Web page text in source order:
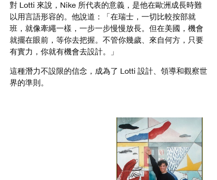
對 Lotti 來說，Nike 所代表的意義，是他在歐洲成長時難
以用言語形容的。他說道：「在瑞士，一切比較按部就
班，就像牽繩一樣，一步一步慢慢放長。但在美國，機會
就擺在眼前，等你去把握。不管你幾歲、來自何方，只要
有實力，你就有機會去設計。」
這種潛力不設限的信念，成為了 Lotti 設計、領導和觀察世
界的準則。